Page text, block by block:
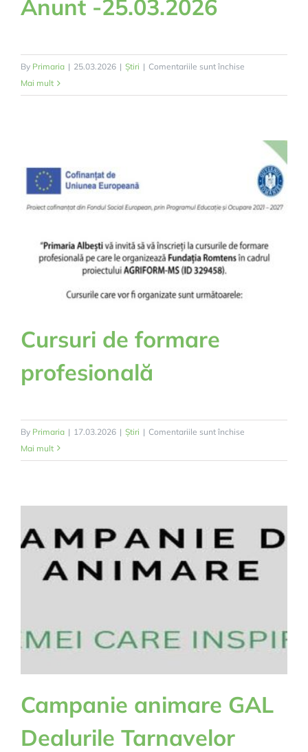
Anunt -25.03.2026
By Primaria | 25.03.2026 | Știri | Comentariile sunt închise
-25.03.2026
Mai mult
Cursuri de formare
profesională
By Primaria | 17.03.2026 | Știri | Comentariile sunt închise
de
Mai mult
Campanie animare GAL
Dealurile Tarnavelor